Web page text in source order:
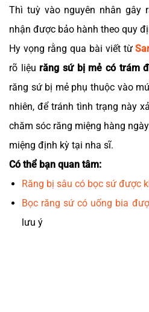
Thì tuỳ vào nguyên nhân gây
nhận được bảo hành theo quy
Hy vọng rằng qua bài viết từ
rõ liệu răng sứ bị mẻ có trám
răng sứ bị mẻ phụ thuộc vào
nhiên, để tránh tình trạng này
chăm sóc răng miệng hàng
miệng định kỳ tại nha sĩ.
Có thể bạn quan tâm:
Răng bị sâu có bọc sứ được
Bọc răng sứ có uống bia
lưu ý